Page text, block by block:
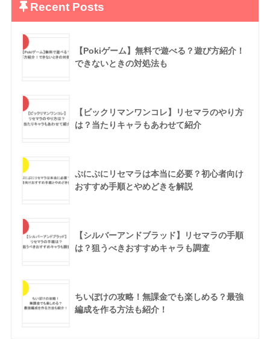
Recent Posts
【Pokiゲーム】無料で遊べる？遊び方紹介！
できないときの対処法も
【ビックリマンワンコレ】リセマラのやり方
は？当たりキャラもあわせて紹介
ぷにぷにリセマラは本当に必要？初心者向け
おすすめ手順とやめどきを解説
【シルバーアンドブラッド】リセマラの手順
は？狙うべきおすすめキャラも調査
ちいぽけの攻略！無課金でも楽しめる？最強
編成を作る方法も紹介！